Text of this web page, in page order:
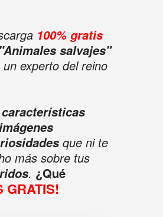
100% gratis
"Animales salvajes"
experto del reino
características
que ni te
más sobre tus
. ¿Qué
GRATIS!